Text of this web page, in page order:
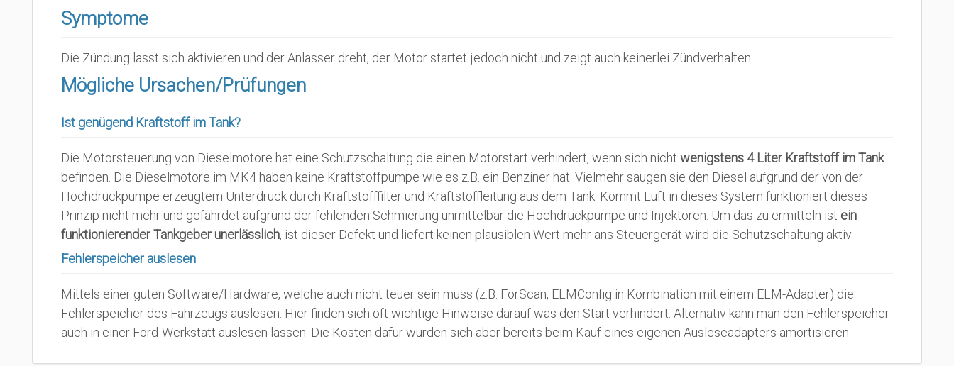
Symptome
Die Zündung lässt sich aktivieren und der Anlasser dreht, der Motor startet jedoch nicht und zeigt auch keinerlei Zündverhalten.
Mögliche Ursachen/Prüfungen
Ist genügend Kraftstoff im Tank?
Die Motorsteuerung von Dieselmotore hat eine Schutzschaltung die einen Motorstart verhindert, wenn sich nicht wenigstens 4 Liter Kraftstoff im Tank
befinden. Die Dieselmotore im MK4 haben keine Kraftstoffpumpe wie es z.B. ein Benziner hat. Vielmehr saugen sie den Diesel aufgrund der von der
Hochdruckpumpe erzeugtem Unterdruck durch Kraftstofffilter und Kraftstoffleitung aus dem Tank. Kommt Luft in dieses System funktioniert dieses
Prinzip nicht mehr und gefährdet aufgrund der fehlenden Schmierung unmittelbar die Hochdruckpumpe und Injektoren. Um das zu ermitteln ist ein
funktionierender Tankgeber unerlässlich, ist dieser Defekt und liefert keinen plausiblen Wert mehr ans Steuergerät wird die Schutzschaltung aktiv.
Fehlerspeicher auslesen
Mittels einer guten Software/Hardware, welche auch nicht teuer sein muss (z.B. ForScan, ELMConfig in Kombination mit einem ELM-Adapter) die
Fehlerspeicher des Fahrzeugs auslesen. Hier finden sich oft wichtige Hinweise darauf was den Start verhindert. Alternativ kann man den Fehlerspeicher
auch in einer Ford-Werkstatt auslesen lassen. Die Kosten dafür würden sich aber bereits beim Kauf eines eigenen Ausleseadapters amortisieren.